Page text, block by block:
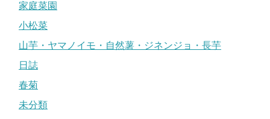
家庭菜園
小松菜
山芋・ヤマノイモ・自然薯・ジネンジョ・長芋
日誌
春菊
未分類